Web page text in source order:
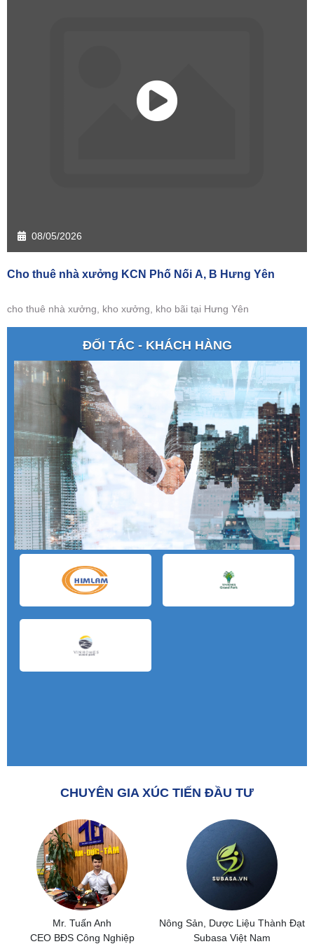
08/05/2026
Cho thuê nhà xưởng KCN Phố Nối A, B Hưng Yên
cho thuê nhà xưởng, kho xưởng, kho bãi tại Hưng Yên
ĐỐI TÁC - KHÁCH HÀNG
CHUYÊN GIA XÚC TIẾN ĐẦU TƯ
Nông Sản, Dược Liệu Thành Đạt
Subasa Việt Nam
Subasa Việt Nam
Chuỗi đồ ăn nhanh Subasa